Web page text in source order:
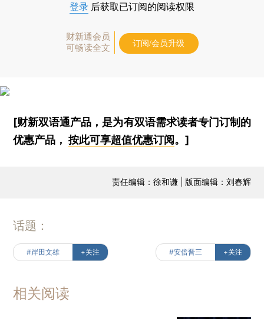
登录 后获取已订阅的阅读权限
财新通会员
可畅读全文
订阅/会员升级
[财新双语通产品，是为有双语需求读者专门订制的
优惠产品，按此可享超值优惠订阅。]
责任编辑：徐和谦 | 版面编辑：刘春辉
话题：
#岸田文雄 +关注 #安倍晋三 +关注
相关阅读